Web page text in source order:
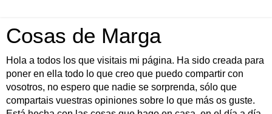
Cosas de Marga
Hola a todos los que visitais mi página. Ha sido creada para
poner en ella todo lo que creo que puedo compartir con
vosotros, no espero que nadie se sorprenda, sólo que
compartais vuestras opiniones sobre lo que más os guste.